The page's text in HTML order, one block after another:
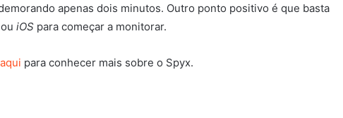
apenas dois minutos. Outro ponto positivo é que basta
ou iOS para começar a monitorar.
aqui para conhecer mais sobre o Spyx.